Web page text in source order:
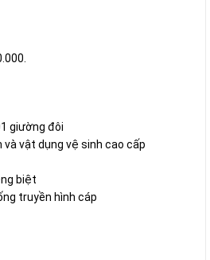
giường đôi
và vật dụng vệ sinh cao cấp
biệt
truyền hình cáp